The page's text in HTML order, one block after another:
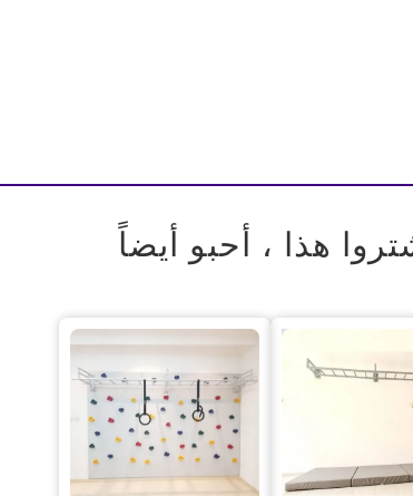
هذا ، أحبو أيضاً